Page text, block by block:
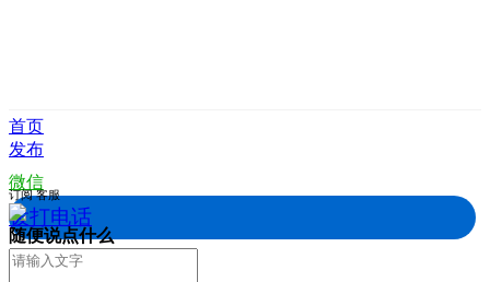
首页
发布
微信
拨打电话
订阅 客服
随便说点什么